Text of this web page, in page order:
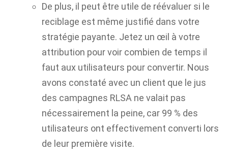
De plus, il peut être utile de réévaluer si le
reciblage est même justifié dans votre
stratégie payante. Jetez un œil à votre
attribution pour voir combien de temps il
faut aux utilisateurs pour convertir. Nous
avons constaté avec un client que le jus
des campagnes RLSA ne valait pas
nécessairement la peine, car 99 % des
utilisateurs ont effectivement converti lors
de leur première visite.